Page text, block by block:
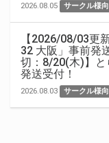
2026.08.05 サークル様
【2026/08/03更
32 大阪」事前発
切：8/20(木)】と
発送受付！
2026.08.03 サークル様